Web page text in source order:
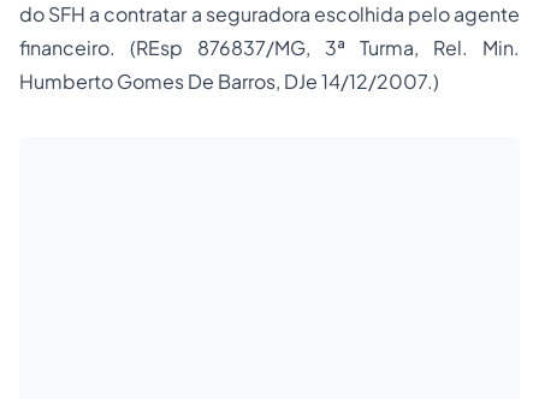
do SFH a contratar a seguradora escolhida pelo agente
financeiro. (REsp 876837/MG, 3ª Turma, Rel. Min.
Humberto Gomes De Barros, DJe 14/12/2007.)